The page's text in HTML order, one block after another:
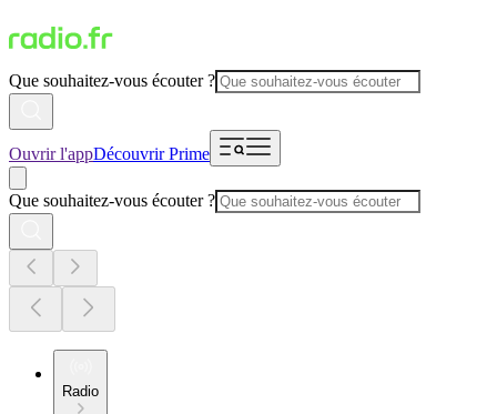
Que souhaitez-vous écouter ?
Ouvrir l'appDécouvrir Prime
Que souhaitez-vous écouter ?
Radio